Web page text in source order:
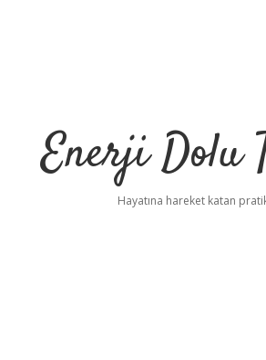
Enerji Dolu
Hayatına hareket katan